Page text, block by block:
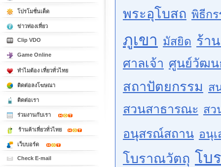
พระอุโบสถ พิธีกร
ภูเขา มัสยิด ร้า
ศาลเจ้า ศูนย์วัฒน
สถาปัตยกรรม ส
สวนสาธารณะ สว
อนุสรณ์สถาน อนุ
โบราณวัตถุ โบ
โปรโมชั่นเด็ด
ข่าวท่องเที่ยว
Clip VDO
Game Online
ทำไมต้อง เที่ยวทั่วไทย
ติดต่อลงโฆษณา
ติดต่อเรา
ร่วมงานกับเรา
ร้านค้าเที่ยวทั่วไทย
เว็บบอร์ด
Check E-mail